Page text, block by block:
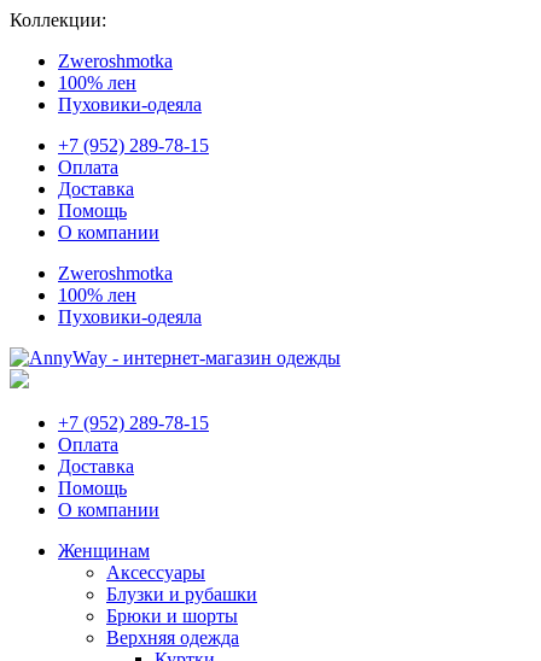
Коллекции:
Zweroshmotka
100% лен
Пуховики-одеяла
+7 (952) 289-78-15
Оплата
Доставка
Помощь
О компании
Zweroshmotka
100% лен
Пуховики-одеяла
+7 (952) 289-78-15
Оплата
Доставка
Помощь
О компании
Женщинам
Аксессуары
Блузки и рубашки
Брюки и шорты
Верхняя одежда